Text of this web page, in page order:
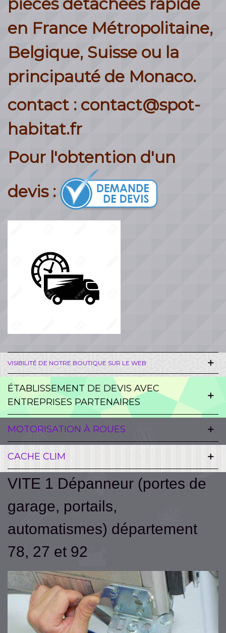
en France Métropolitaine,
Belgique, Suisse ou la
principauté de Monaco.
contact : contact@spot-
habitat.fr
Pour l'obtention d'un
devis :
VISIBILITÉ DE NOTRE BOUTIQUE SUR LE WEB
ÉTABLISSEMENT DE DEVIS AVEC
ENTREPRISES PARTENAIRES
MOTORISATION À ROUES
CACHE CLIM
VITE 1 Dépanneur (portes de
garage, portails,
automatismes) département
78, 27 et 92